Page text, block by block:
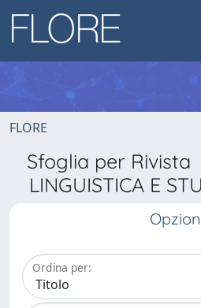
FLORE
Sfoglia per Rivista
LINGUISTICA E
Ordina per: